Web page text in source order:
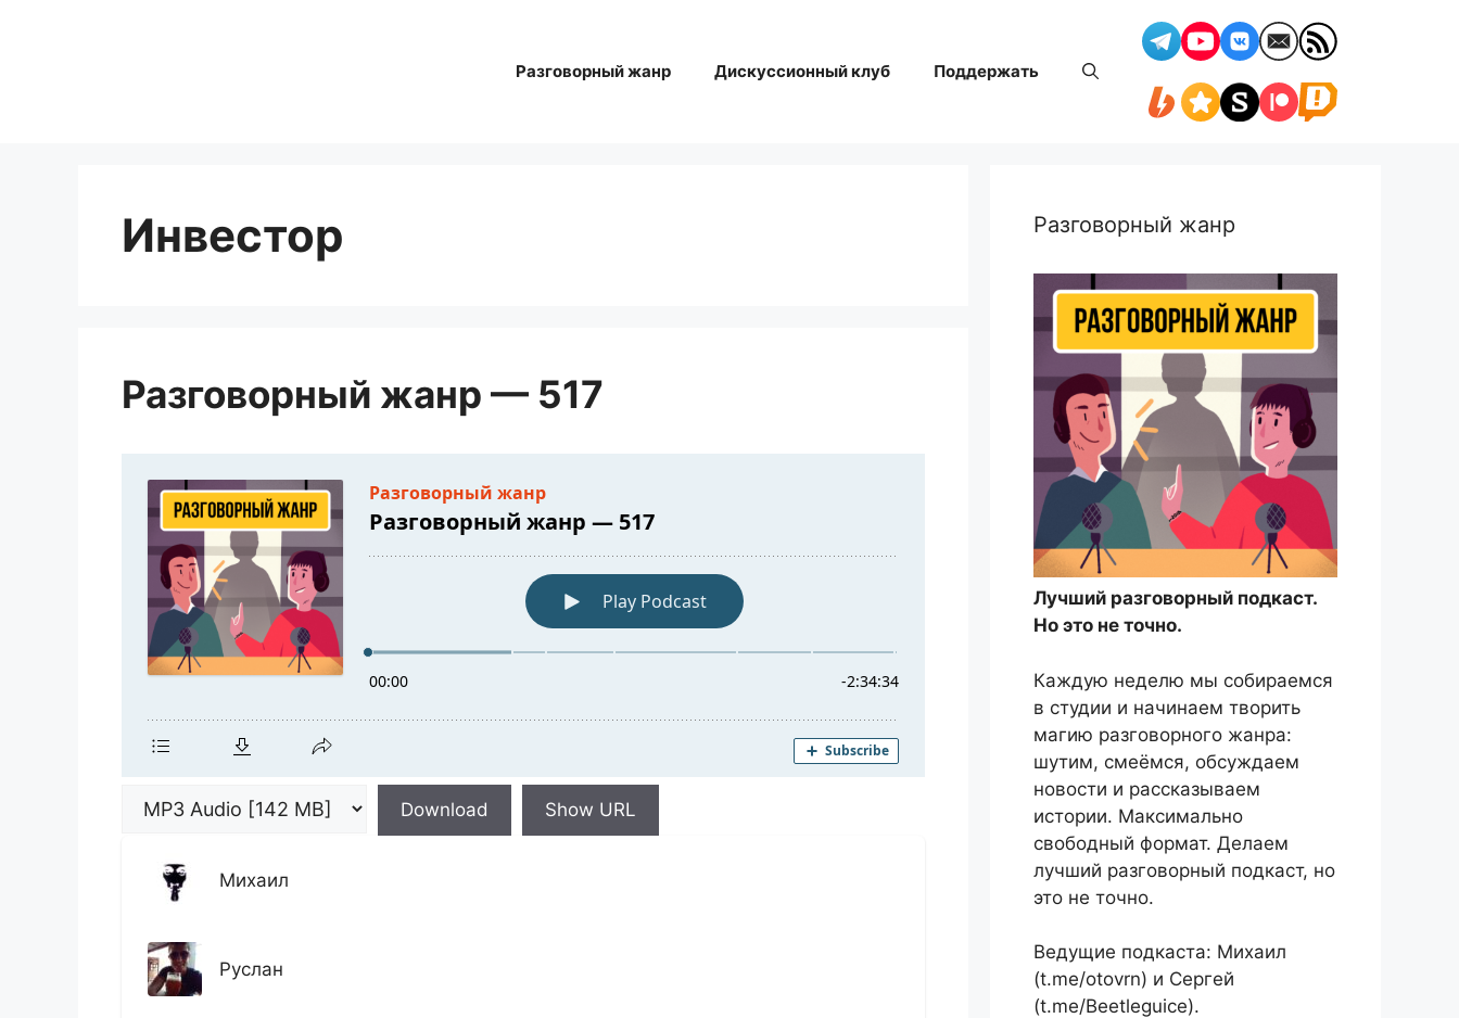
Разговорный жанр Дискуссионный клуб Поддержать
Инвестор
Разговорный жанр — 517
Download Show URL
Михаил
Руслан
Разговорный жанр
Лучший разговорный подкаст.
Но это не точно.
Каждую неделю мы собираемся
в студии и начинаем творить
магию разговорного жанра:
шутим, смеёмся, обсуждаем
новости и рассказываем
истории. Максимально
свободный формат. Делаем
лучший разговорный подкаст, но
это не точно.
Ведущие подкаста: Михаил
(t.me/otovrn) и Сергей
(t.me/Beetleguice).